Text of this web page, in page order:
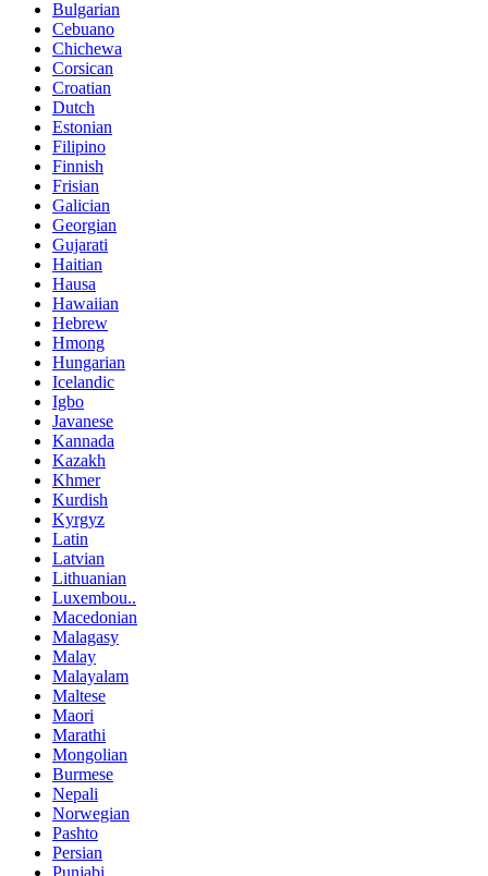
Bulgarian
Cebuano
Chichewa
Corsican
Croatian
Dutch
Estonian
Filipino
Finnish
Frisian
Galician
Georgian
Gujarati
Haitian
Hausa
Hawaiian
Hebrew
Hmong
Hungarian
Icelandic
Igbo
Javanese
Kannada
Kazakh
Khmer
Kurdish
Kyrgyz
Latin
Latvian
Lithuanian
Luxembou..
Macedonian
Malagasy
Malay
Malayalam
Maltese
Maori
Marathi
Mongolian
Burmese
Nepali
Norwegian
Pashto
Persian
Punjabi